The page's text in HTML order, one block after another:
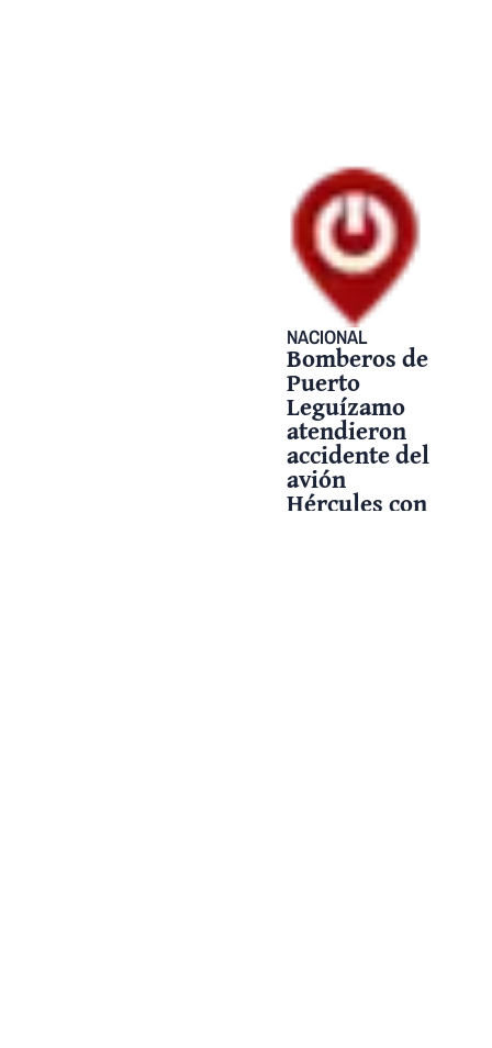
NACIONAL
Bomberos de
Puerto
Leguízamo
atendieron
accidente del
avión
Hércules con